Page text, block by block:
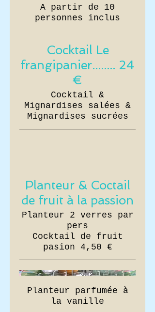
A partir de 10
personnes inclus
Cocktail Le
frangipanier........ 24
€
Cocktail &
Mignardises salées &
Mignardises sucrées
Planteur & Coctail
de fruit à la passion
Planteur 2 verres par
pers
Cocktail de fruit
pasion 4,50 €
Planteur parfumée à
la vanille